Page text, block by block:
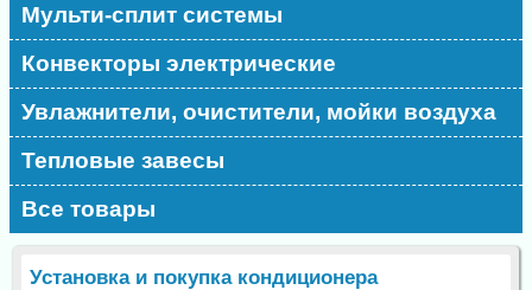
Мульти-сплит системы
Конвекторы электрические
Увлажнители, очистители, мойки воздуха
Тепловые завесы
Все товары
Установка и покупка кондиционера